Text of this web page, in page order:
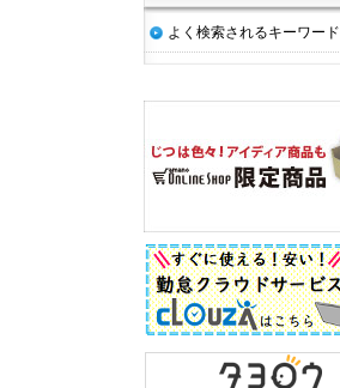
よく検索されるキーワード